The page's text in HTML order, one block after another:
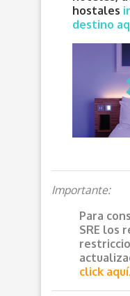
hostales
destino
Importante:
Para
SRE los
click aquí.